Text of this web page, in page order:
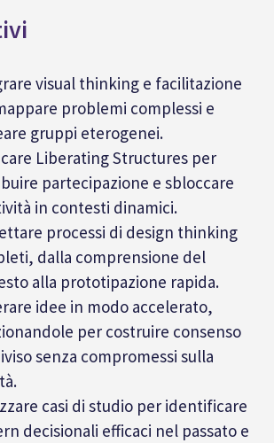
visual thinking e facilitazione
problemi complessi e
gruppi eterogenei.
Liberating Structures per
partecipazione e sbloccare
in contesti dinamici.
processi di design thinking
dalla comprensione del
alla prototipazione rapida.
idee in modo accelerato,
per costruire consenso
senza compromessi sulla
casi di studio per identificare
decisionali efficaci nel passato e